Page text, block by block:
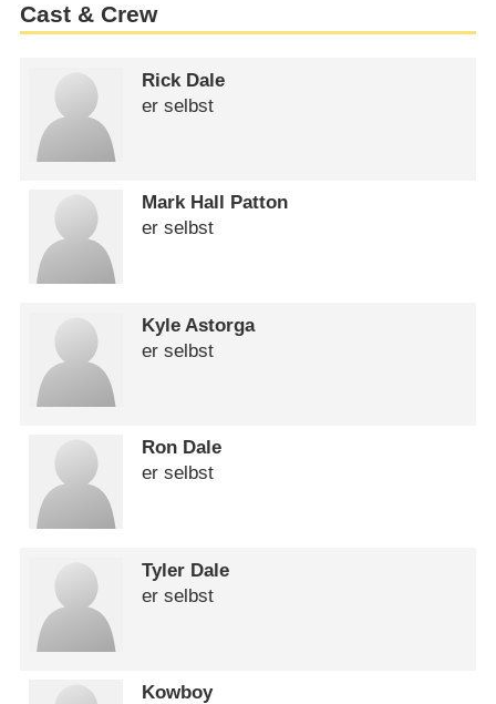
Cast & Crew
Rick Dale
er selbst
Mark Hall Patton
er selbst
Kyle Astorga
er selbst
Ron Dale
er selbst
Tyler Dale
er selbst
Kowboy